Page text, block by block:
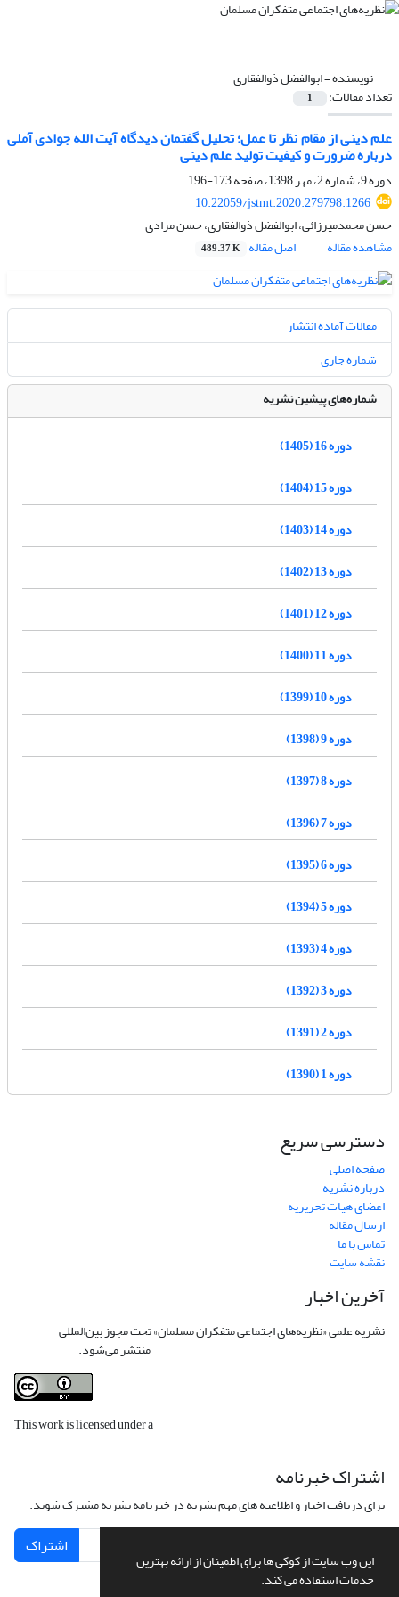
این وب سایت از کوکی ها برای اطمینان از ارائه بهترین
خدمات استفاده می کند.
نویسنده =ابوالفضل ذوالفقاری
تعداد مقالات: 1
علم دینی از مقام نظر تا عمل؛ تحلیل گفتمان دیدگاه آیت الله جوادی آملی
درباره ضرورت و کیفیت تولید علم دینی
دوره 9، شماره 2، مهر 1398، صفحه
173-196
10.22059/jstmt.2020.279798.1266
حسن محمدمیرزائی، ابوالفضل ذوالفقاری، حسن مرادی
مشاهده مقاله
اصل مقاله 489.37 K
مقالات آماده انتشار
شماره جاری
شماره‌های پیشین نشریه
دوره 16 (1405)
دوره 15 (1404)
دوره 14 (1403)
دوره 13 (1402)
دوره 12 (1401)
دوره 11 (1400)
دوره 10 (1399)
دوره 9 (1398)
دوره 8 (1397)
دوره 7 (1396)
دوره 6 (1395)
دوره 5 (1394)
دوره 4 (1393)
دوره 3 (1392)
دوره 2 (1391)
دوره 1 (1390)
دسترسی سریع
صفحه اصلی
درباره نشریه
اعضای هیات تحریریه
ارسال مقاله
تماس با ما
نقشه سایت
آخرین اخبار
نشریه علمی «نظریه‌های اجتماعی متفکران مسلمان» تحت مجوز بین‌المللی
منتشر می‌شود.
This work is licensed under a
اشتراک خبرنامه
برای دریافت اخبار و اطلاعیه های مهم نشریه در خبرنامه نشریه مشترک شوید.
اشتراک